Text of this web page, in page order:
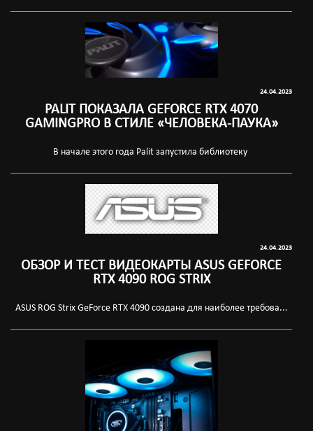
24.04.2023
PALIT ПОКАЗАЛА GEFORCE RTX 4070
GAMINGPRO В СТИЛЕ «ЧЕЛОВЕКА-ПАУКА»
В начале этого года Palit запустила библиотеку
24.04.2023
ОБЗОР И ТЕСТ ВИДЕОКАРТЫ ASUS GEFORCE
RTX 4090 ROG STRIX
ASUS ROG Strix GeForce RTX 4090 создана для наиболее требова...